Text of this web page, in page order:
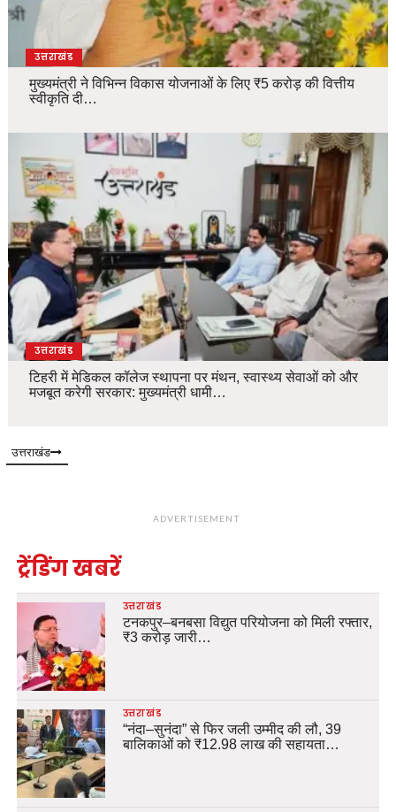
उत्तराखंड
मुख्यमंत्री ने विभिन्न विकास योजनाओं के लिए ₹5 करोड़ की वित्तीय
स्वीकृति दी…
उत्तराखंड
टिहरी में मेडिकल कॉलेज स्थापना पर मंथन, स्वास्थ्य सेवाओं को और
मजबूत करेगी सरकार: मुख्यमंत्री धामी…
उत्तराखंड
ADVERTISEMENT
ट्रेंडिंग खबरें
उत्तराखंड
टनकपुर–बनबसा विद्युत परियोजना को मिली रफ्तार,
₹3 करोड़ जारी…
उत्तराखंड
“नंदा–सुनंदा” से फिर जली उम्मीद की लौ, 39
बालिकाओं को ₹12.98 लाख की सहायता…